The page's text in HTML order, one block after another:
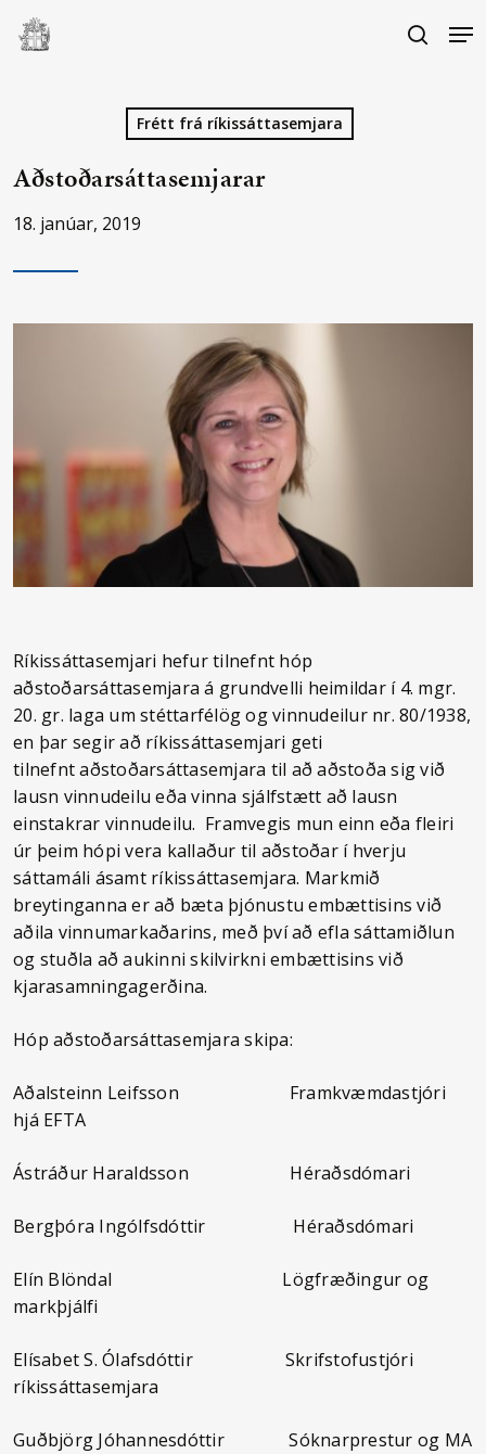
Skip
search
Frétt frá ríkissáttasemjara
Aðstoðarsáttasemjarar
18. janúar, 2019
Ríkissáttasemjari hefur tilnefnt hóp
aðstoðarsáttasemjara á grundvelli heimildar í 4. mgr.
20. gr. laga um stéttarfélög og vinnudeilur nr. 80/1938,
en þar segir að ríkissáttasemjari geti
tilnefnt aðstoðarsáttasemjara til að aðstoða sig við
lausn vinnudeilu eða vinna sjálfstætt að lausn
einstakrar vinnudeilu. Framvegis mun einn eða fleiri
úr þeim hópi vera kallaður til aðstoðar í hverju
sáttamáli ásamt ríkissáttasemjara. Markmið
breytinganna er að bæta þjónustu embættisins við
aðila vinnumarkaðarins, með því að efla sáttamiðlun
og stuðla að aukinni skilvirkni embættisins við
kjarasamningagerðina.
Hóp aðstoðarsáttasemjara skipa:
Aðalsteinn Leifsson Framkvæmdastjóri
hjá EFTA
Ástráður Haraldsson Héraðsdómari
Bergþóra Ingólfsdóttir Héraðsdómari
Elín Blöndal Lögfræðingur og
markþjálfi
Elísabet S. Ólafsdóttir Skrifstofustjóri
ríkissáttasemjara
Guðbjörg Jóhannesdóttir Sóknarprestur og MA